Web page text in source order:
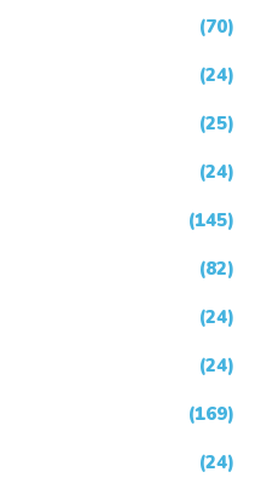
(70)
(24)
(25)
(24)
(145)
(82)
(24)
(24)
(169)
(24)